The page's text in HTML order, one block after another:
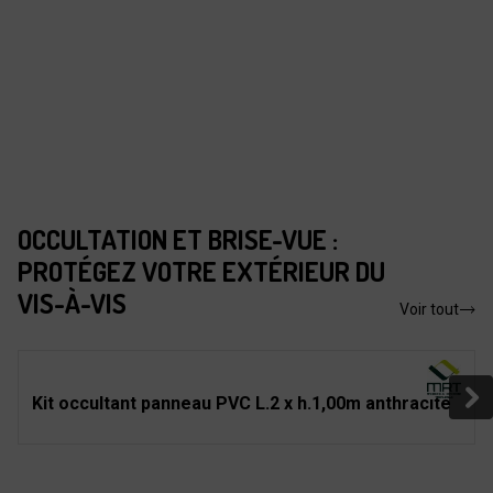
OCCULTATION ET BRISE-VUE :
PROTÉGEZ VOTRE EXTÉRIEUR DU
VIS-À-VIS
Voir tout
Kit occultant panneau PVC L.2 x h.1,00m anthracite